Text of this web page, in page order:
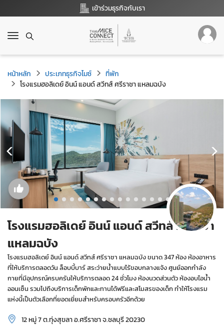
เข้าร่วมธุรกิจกับเรา
T
g
g
l
e
n
v
g
a
t
n
หน้าหลัก ประเภทธุรกิจไมซ์
ที่พัก
โรงแรมฮอลิเดย์ อินน์ แอนด์ สวีทส์ ศรีราชา แหลมฉบัง
โรงแรมฮอลิเดย์ อินน์ แอนด์ สวีทส์ ศรีราชา
แหลมฉบัง
โรงแรมฮอลิเดย์ อินน์ แอนด์ สวีทส์ ศรีราชา แหลมฉบัง ขนาด 347 ห้อง ห้องอาหาร
ที่ให้บริการตลอดวัน ล็อบบี้บาร์ สระว่ายน้ำแบบไร้ขอบกลางแจ้ง ศูนย์ออกกำลัง
กายที่มีอุปกรณ์ครบครันให้บริการตลอด 24 ชั่วโมง ห้องนวดส่วนตัว ห้องอบไอน้ำ
ออนเซ็น รวมไปถึงบริการเด็กพักและทานได้ฟรีและสโมสรของเด็ก ทำให้โรงแรม
แห่งนี้เป็นตัวเลือกที่ยอดเยี่ยมสำหรับครอบครัวอีกด้วย
12 หมู่ 7 ต.ทุ่งสุขลา อ.ศรีราชา จ.ชลบุรี 20230